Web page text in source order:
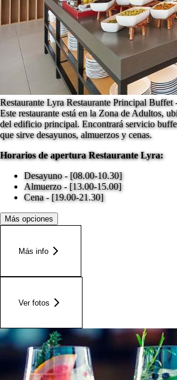
Restaurante Lyra Restaurante Principal Buffet
Este restaurante está en la Zona de Adultos,
del edificio principal. Encontrará servicio
que sirve desayunos, almuerzos y cenas.
Horarios de apertura Restaurante Lyra:
Desayuno - [08.00-10.30]
Almuerzo - [13.00-15.00]
Cena - [19.00-21.30]
Más opciones
Más info
Ver fotos